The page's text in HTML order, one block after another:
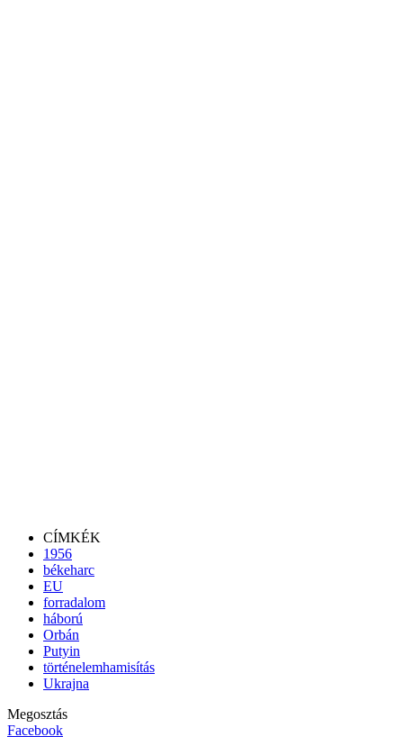
CÍMKÉK
1956
békeharc
EU
forradalom
háború
Orbán
Putyin
történelemhamisítás
Ukrajna
Megosztás
Facebook